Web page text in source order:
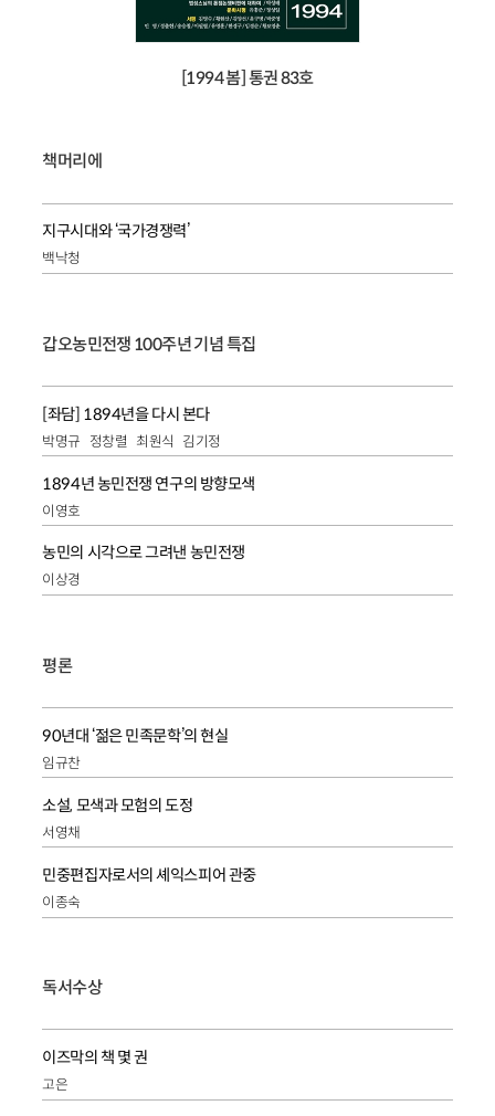
[1994 봄] 통권 83호
책머리에
지구시대와 ‘국가경쟁력’
백낙청
갑오농민전쟁 100주년 기념 특집
[좌담] 1894년을 다시 본다
박명규 정창렬 최원식 김기정
1894년 농민전쟁 연구의 방향모색
이영호
농민의 시각으로 그려낸 농민전쟁
이상경
평론
90년대 ‘젊은 민족문학’의 현실
임규찬
소설, 모색과 모험의 도정
서영채
민중편집자로서의 셰익스피어 관중
이종숙
독서수상
이즈막의 책 몇 권
고은